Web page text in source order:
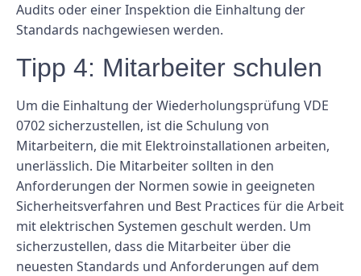
Audits oder einer Inspektion die Einhaltung der
Standards nachgewiesen werden.
Tipp 4: Mitarbeiter schulen
Um die Einhaltung der Wiederholungsprüfung VDE
0702 sicherzustellen, ist die Schulung von
Mitarbeitern, die mit Elektroinstallationen arbeiten,
unerlässlich. Die Mitarbeiter sollten in den
Anforderungen der Normen sowie in geeigneten
Sicherheitsverfahren und Best Practices für die Arbeit
mit elektrischen Systemen geschult werden. Um
sicherzustellen, dass die Mitarbeiter über die
neuesten Standards und Anforderungen auf dem